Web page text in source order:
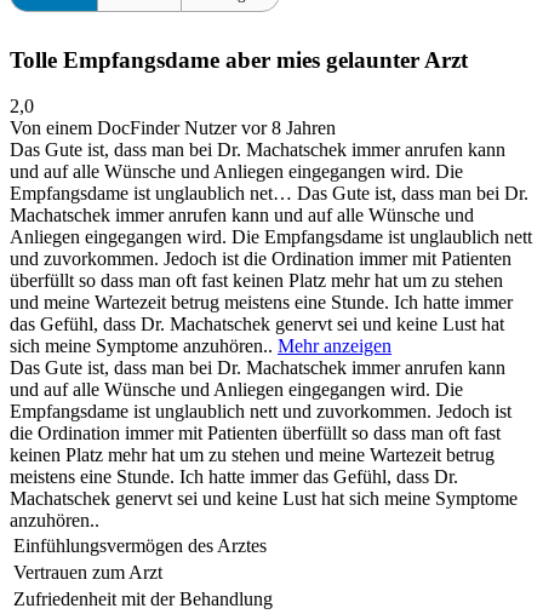
Tolle Empfangsdame aber mies gelaunter Arzt
2,0
Von einem DocFinder Nutzervor 8 Jahren
Das Gute ist, dass man bei Dr. Machatschek immer anrufen kann
und auf alle Wünsche und Anliegen eingegangen wird. Die
Empfangsdame ist unglaublich net… Das Gute ist, dass man bei Dr.
Machatschek immer anrufen kann und auf alle Wünsche und
Anliegen eingegangen wird. Die Empfangsdame ist unglaublich nett
und zuvorkommen. Jedoch ist die Ordination immer mit Patienten
überfüllt so dass man oft fast keinen Platz mehr hat um zu stehen
und meine Wartezeit betrug meistens eine Stunde. Ich hatte immer
das Gefühl, dass Dr. Machatschek genervt sei und keine Lust hat
sich meine Symptome anzuhören.. Mehr anzeigen
Das Gute ist, dass man bei Dr. Machatschek immer anrufen kann
und auf alle Wünsche und Anliegen eingegangen wird. Die
Empfangsdame ist unglaublich nett und zuvorkommen. Jedoch ist
die Ordination immer mit Patienten überfüllt so dass man oft fast
keinen Platz mehr hat um zu stehen und meine Wartezeit betrug
meistens eine Stunde. Ich hatte immer das Gefühl, dass Dr.
Machatschek genervt sei und keine Lust hat sich meine Symptome
anzuhören..
Einfühlungsvermögen des Arztes
Vertrauen zum Arzt
Zufriedenheit mit der Behandlung